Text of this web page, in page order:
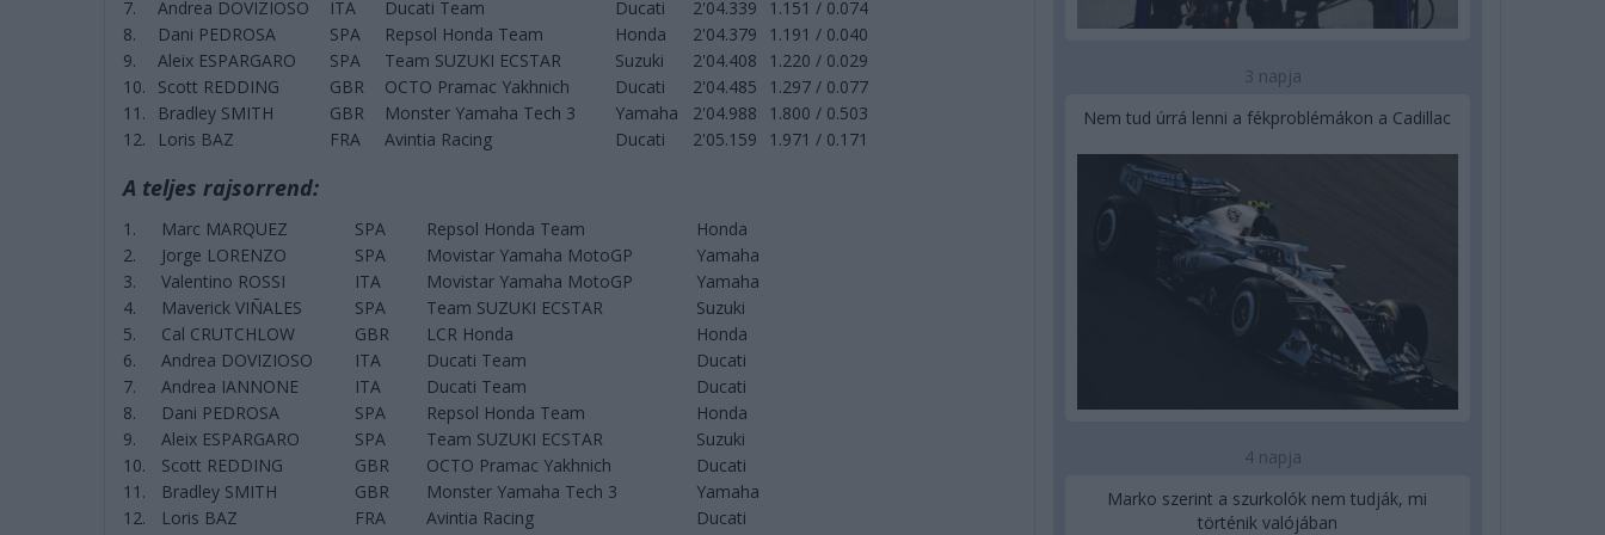
7.
Andrea DOVIZIOSO ITA Ducati Team Ducati 2'04.339
1.151 / 0.074
8.
Dani PEDROSA SPA Repsol Honda Team Honda 2'04.379
1.191 / 0.040
9.
Aleix ESPARGARO SPA Team SUZUKI ECSTAR Suzuki 2'04.408
1.220 / 0.029
10.
Scott REDDING GBR OCTO Pramac Yakhnich Ducati 2'04.485
1.297 / 0.077
11.
Bradley SMITH GBR Monster Yamaha Tech 3 Yamaha 2'04.988
1.800 / 0.503
12.
Loris BAZ FRA Avintia Racing Ducati 2'05.159 1.971 / 0.171
A teljes rajsorrend:
1. Marc MARQUEZ SPA Repsol Honda Team
Honda
2.
Jorge LORENZO SPA Movistar Yamaha MotoGP
Yamaha
3.
Valentino ROSSI ITA Movistar Yamaha MotoGP
Yamaha
4.
Maverick VIÑALES SPA Team SUZUKI ECSTAR
Suzuki
5.
Cal CRUTCHLOW GBR LCR Honda
Honda
6.
Andrea DOVIZIOSO ITA Ducati Team
Ducati
7.
Andrea IANNONE ITA Ducati Team
Ducati
8.
Dani PEDROSA SPA Repsol Honda Team
Honda
9.
Aleix ESPARGARO SPA Team SUZUKI ECSTAR
Suzuki
10.
Scott REDDING GBR OCTO Pramac Yakhnich
Ducati
11.
Bradley SMITH GBR Monster Yamaha Tech 3
Yamaha
12.
Loris BAZ FRA Avintia Racing
Ducati
3 napja
Nem tud úrrá lenni a fékproblémákon a Cadillac
4 napja
Marko szerint a szurkolók nem tudják, mi
történik valójában